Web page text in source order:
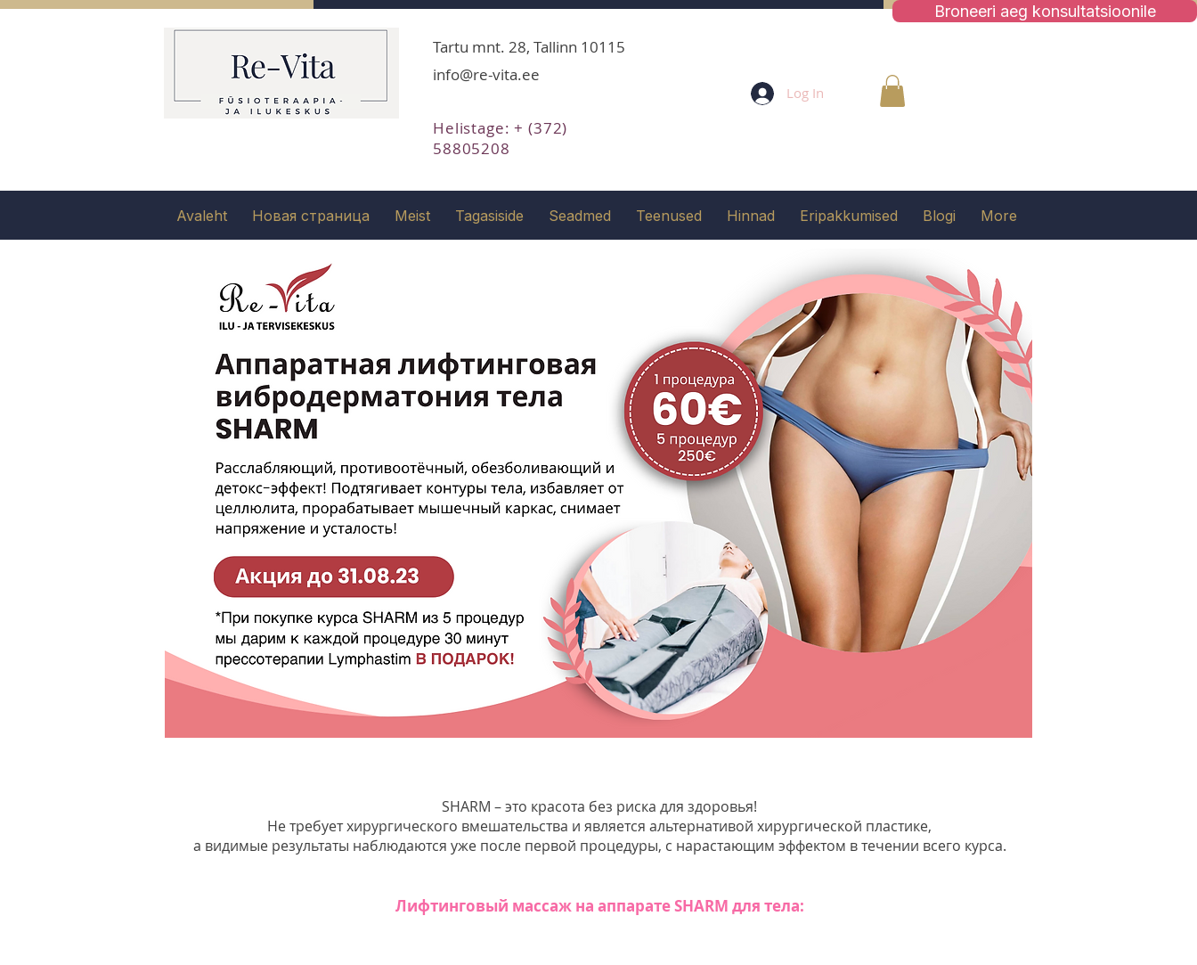
Broneeri aeg konsultatsioonile
Tartu mnt. 28, Tallinn 10115
info@re-vita.ee
Log In
Helistage: + (372)
58805208
Avaleht Новая страница Meist Tagasiside Seadmed Teenused Hinnad Eripakkumised Blogi More
SHARM – это красота без риска для здоровья!
Не требует хирургического вмешательства и является альтернативой хирургической пластике,
а видимые результаты наблюдаются уже после первой процедуры, с нарастающим эффектом в течении всего курса.
Лифтинговый массаж на аппарате SHARM для тела: